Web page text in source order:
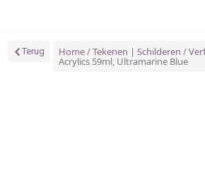
Terug Home/Tekenen | Schilderen /Verf
Acrylics 59ml, Ultramarine Blue